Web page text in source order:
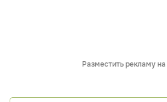
Разместить рекламу